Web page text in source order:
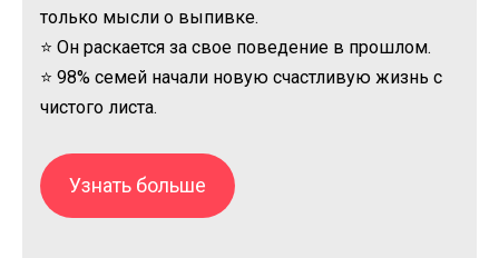
только мысли о выпивке.
⭐ Он раскается за свое поведение в прошлом.
⭐ 98% семей начали новую счастливую жизнь с
чистого листа.
Узнать больше